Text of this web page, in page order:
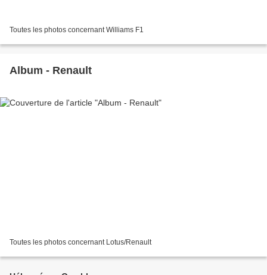
Toutes les photos concernant Williams F1
Album - Renault
Toutes les photos concernant Lotus/Renault